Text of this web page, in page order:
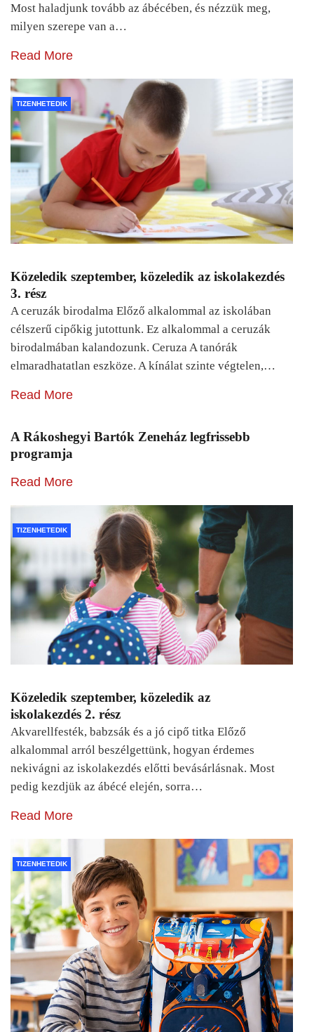
Most haladjunk tovább az ábécében, és nézzük meg,
milyen szerepe van a…
Read More
TIZENHETEDIK
Közeledik szeptember, közeledik az iskolakezdés
3. rész
A ceruzák birodalma Előző alkalommal az iskolában
célszerű cipőkig jutottunk. Ez alkalommal a ceruzák
birodalmában kalandozunk. Ceruza A tanórák
elmaradhatatlan eszköze. A kínálat szinte végtelen,…
Read More
A Rákoshegyi Bartók Zeneház legfrissebb
programja
Read More
TIZENHETEDIK
Közeledik szeptember, közeledik az
iskolakezdés 2. rész
Akvarellfesték, babzsák és a jó cipő titka Előző
alkalommal arról beszélgettünk, hogyan érdemes
nekivágni az iskolakezdés előtti bevásárlásnak. Most
pedig kezdjük az ábécé elején, sorra…
Read More
TIZENHETEDIK